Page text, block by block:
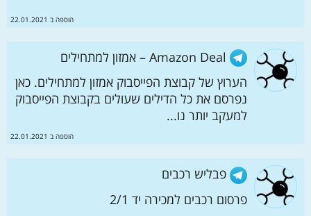
הוספה ב 22.01.2021
Amazon Deal – אמזון למתחילים
הערוץ של קבוצת הפייסבוק אמזון למתחילים. כאן
נפרסם את כל הדילים שעולים בקבוצת הפייסבוק
למעקב יותר נו...
הוספה ב 22.01.2021
פבליש רכבים
פרסום רכבים למכירה יד 2/1